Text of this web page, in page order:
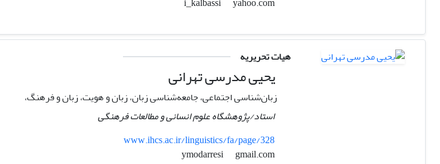
هیات تحریریه
یحیی مدرسی تهرانی
زبان‌شناسی اجتماعی، جامعه‌شناسی زبان، زبان و هویت، زبان و فرهنگ،
استاد/پژوهشگاه علوم انسانی و مطالعات فرهنگی
www.ihcs.ac.ir/linguistics/fa/page/328
gmail.com